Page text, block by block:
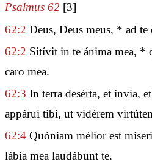
Psalmus 62 [3]
62:2 Deus, Deus meus, * ad
62:2 Sitívit in te ánima mea, *
caro mea.
62:3 In terra desérta, et ínvia,
appárui tibi, ut vidérem
62:4 Quóniam mélior est
lábia mea laudábunt te.